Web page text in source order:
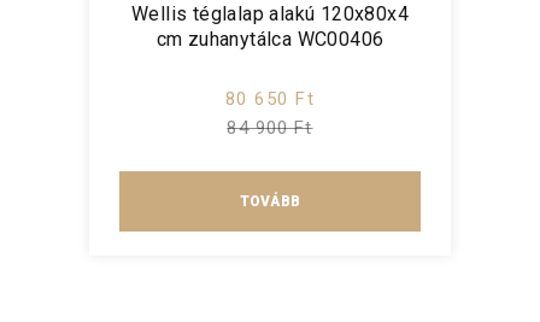
Wellis téglalap alakú 120x80x4
cm zuhanytálca WC00406
80 650 Ft
84 900 Ft
TOVÁBB